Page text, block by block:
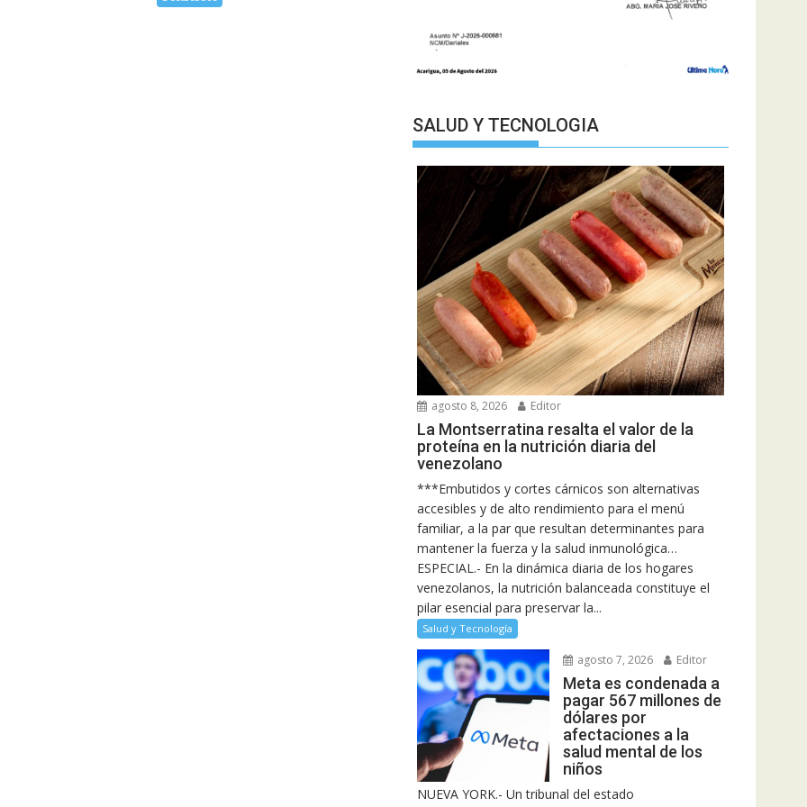
SALUD Y TECNOLOGIA
agosto 8, 2026 Editor
La Montserratina resalta el valor de la
proteína en la nutrición diaria del
venezolano
***Embutidos y cortes cárnicos son alternativas
accesibles y de alto rendimiento para el menú
familiar, a la par que resultan determinantes para
mantener la fuerza y la salud inmunológica…
ESPECIAL.- En la dinámica diaria de los hogares
venezolanos, la nutrición balanceada constituye el
pilar esencial para preservar la...
Salud y Tecnología
agosto 7, 2026 Editor
Meta es condenada a
pagar 567 millones de
dólares por
afectaciones a la
salud mental de los
niños
NUEVA YORK.- Un tribunal del estado